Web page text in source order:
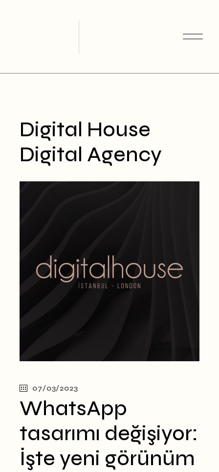
Digital House
Digital Agency
07/03/2023
WhatsApp
tasarımı değişiyor:
İşte yeni görünüm